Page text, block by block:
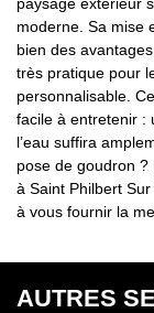
moderne. Sa mise
bien des
très pratique pour
personnalisable.
facile à entretenir :
l’eau suffira
pose de goudron
à Saint Philbert
à vous fournir la
AUTRES